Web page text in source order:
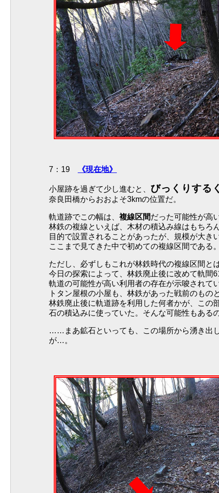
7：19 《現在地》
小屋跡を過ぎて少し進むと、 びっくりする
奈良田橋からおおよそ3kmの位置だ。
軌道跡でこの幅は、 複線区間だった可能性が高
林鉄の複線といえば、木材の積込み線はもちろ
目的で設置されることがあったが、規模が大き
ここまで見てきた中で初めての複線区間である
ただし、必ずしもこれが林鉄時代の複線区間と
今日の探索によって、林鉄廃止後に改めて軌間
軌道の可能性が高い利用者の存在が示唆されて
トタン屋根の小屋も、林鉄があった戦前のもの
林鉄廃止後に軌道跡を利用した何者かが、この
石の積込みに使っていた。そんな可能性もある
……まあ鉱石といっても、この場所から湧き出
が…。